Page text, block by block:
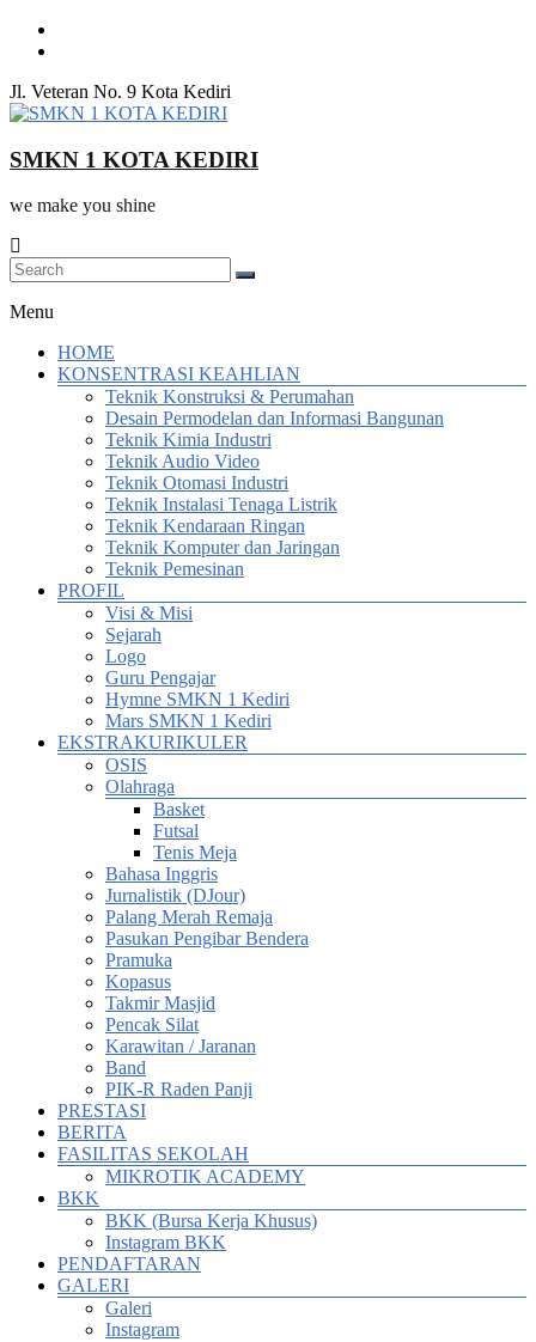
Skip
Jl. Veteran No. 9 Kota Kediri
SMKN 1 KOTA KEDIRI
we make you shine
Menu
HOME
KONSENTRASI KEAHLIAN
Teknik Konstruksi & Perumahan
Desain Permodelan dan Informasi Bangunan
Teknik Kimia Industri
Teknik Audio Video
Teknik Otomasi Industri
Teknik Instalasi Tenaga Listrik
Teknik Kendaraan Ringan
Teknik Komputer dan Jaringan
Teknik Pemesinan
PROFIL
Visi & Misi
Sejarah
Logo
Guru Pengajar
Hymne SMKN 1 Kediri
Mars SMKN 1 Kediri
EKSTRAKURIKULER
OSIS
Olahraga
Basket
Futsal
Tenis Meja
Bahasa Inggris
Jurnalistik (DJour)
Palang Merah Remaja
Pasukan Pengibar Bendera
Pramuka
Kopasus
Takmir Masjid
Pencak Silat
Karawitan / Jaranan
Band
PIK-R Raden Panji
PRESTASI
BERITA
FASILITAS SEKOLAH
MIKROTIK ACADEMY
BKK
BKK (Bursa Kerja Khusus)
Instagram BKK
PENDAFTARAN
GALERI
Galeri
Instagram